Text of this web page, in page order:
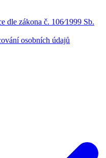
dle zákona č. 106⁄1999 Sb.
osobních údajů